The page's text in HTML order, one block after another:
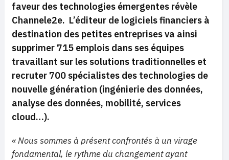
faveur des technologies émergentes révèle
Channele2e. L’éditeur de logiciels financiers à
destination des petites entreprises va ainsi
supprimer 715 emplois dans ses équipes
travaillant sur les solutions traditionnelles et
recruter 700 spécialistes des technologies de
nouvelle génération (ingénierie des données,
analyse des données, mobilité, services
cloud…).
« Nous sommes à présent confrontés à un virage
fondamental, le rythme du changement ayant